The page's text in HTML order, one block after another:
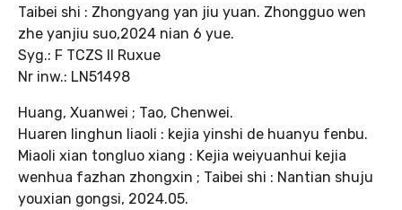
Taibei shi : Zhongyang yan jiu yuan. Zhongguo wen
zhe yanjiu suo,2024 nian 6 yue.
Syg.: F TCZS II Ruxue
Nr inw.: LN51498
Huang, Xuanwei ; Tao, Chenwei.
Huaren linghun liaoli : kejia yinshi de huanyu fenbu.
Miaoli xian tongluo xiang : Kejia weiyuanhui kejia
wenhua fazhan zhongxin ; Taibei shi : Nantian shuju
youxian gongsi, 2024.05.